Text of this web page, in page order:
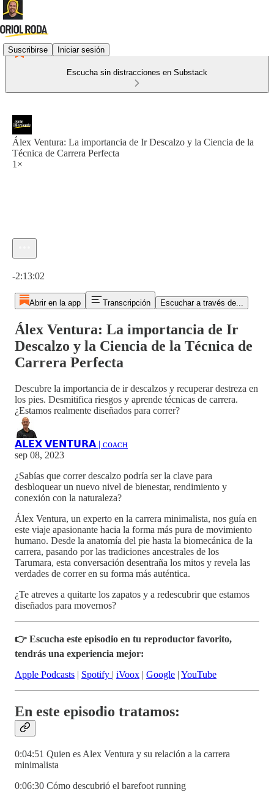
Suscribirse Iniciar sesión
Escucha sin distracciones en Substack
Álex Ventura: La importancia de Ir Descalzo y la Ciencia de la
Técnica de Carrera Perfecta
1×
-2:13:02
Abrir en la app Transcripción Escuchar a través de...
Álex Ventura: La importancia de Ir
Descalzo y la Ciencia de la Técnica de
Carrera Perfecta
Descubre la importancia de ir descalzos y recuperar destreza en
los pies. Desmitifica riesgos y aprende técnicas de carrera.
¿Estamos realmente diseñados para correr?
𝗔𝗟𝗘𝗫 𝗩𝗘𝗡𝗧𝗨𝗥𝗔 | ᴄᴏᴀᴄʜ
sep 08, 2023
¿Sabías que correr descalzo podría ser la clave para
desbloquear un nuevo nivel de bienestar, rendimiento y
conexión con la naturaleza?
Álex Ventura, un experto en la carrera minimalista, nos guía en
este viaje apasionante hacia la forma más pura de movimiento
humano. Desde la anatomía del pie hasta la biomecánica de la
carrera, pasando por las tradiciones ancestrales de los
Tarumara, esta conversación desentraña los mitos y revela las
verdades de correr en su forma más auténtica.
¿Te atreves a quitarte los zapatos y a redescubrir que estamos
diseñados para movernos?
👉 Escucha este episodio en tu reproductor favorito,
tendrás una experiencia mejor:
Apple Podcasts | Spotify | iVoox | Google | YouTube
En este episodio tratamos:
0:04:51 Quien es Alex Ventura y su relación a la carrera
minimalista
0:06:30 Cómo descubrió el barefoot running